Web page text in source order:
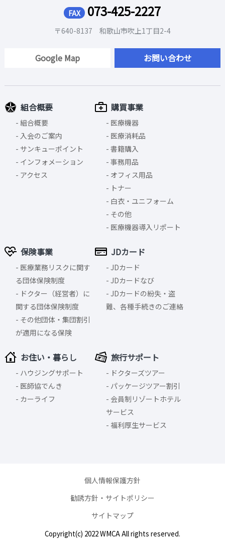
FAX 073-425-2227
〒640-8137 和歌山市吹上1丁目2-4
Google Map お問い合わせ
組合概要
組合概要
入会のご案内
サンキューポイント
インフォメーション
アクセス
購買事業
医療機器
医療消耗品
書籍購入
事務用品
オフィス用品
トナー
白衣・ユニフォーム
その他
医療機器導入リポート
保険事業
医療業務リスクに関す
る団体保険制度
ドクター（経営者）に
関する団体保険制度
その他団体・集団割引
が適用になる保険
JDカード
JDカード
JDカードなび
JDカードの紛失・盗
難、各種手続きのご連絡
お住い・暮らし
ハウジングサポート
医師協でんき
カーライフ
旅行サポート
ドクターズツアー
パッケージツアー割引
会員制リゾートホテル
サービス
福利厚生サービス
個人情報保護方針
勧誘方針・サイトポリシー
サイトマップ
Copyright(c) 2022 WMCA All rights reserved.